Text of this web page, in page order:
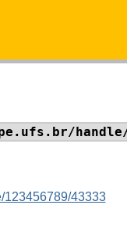
handle/
123456789/43333